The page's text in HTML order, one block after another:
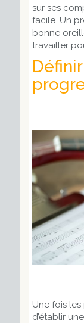
sur ses
facile. Un
bonne
travailler
Une fois
d’établir